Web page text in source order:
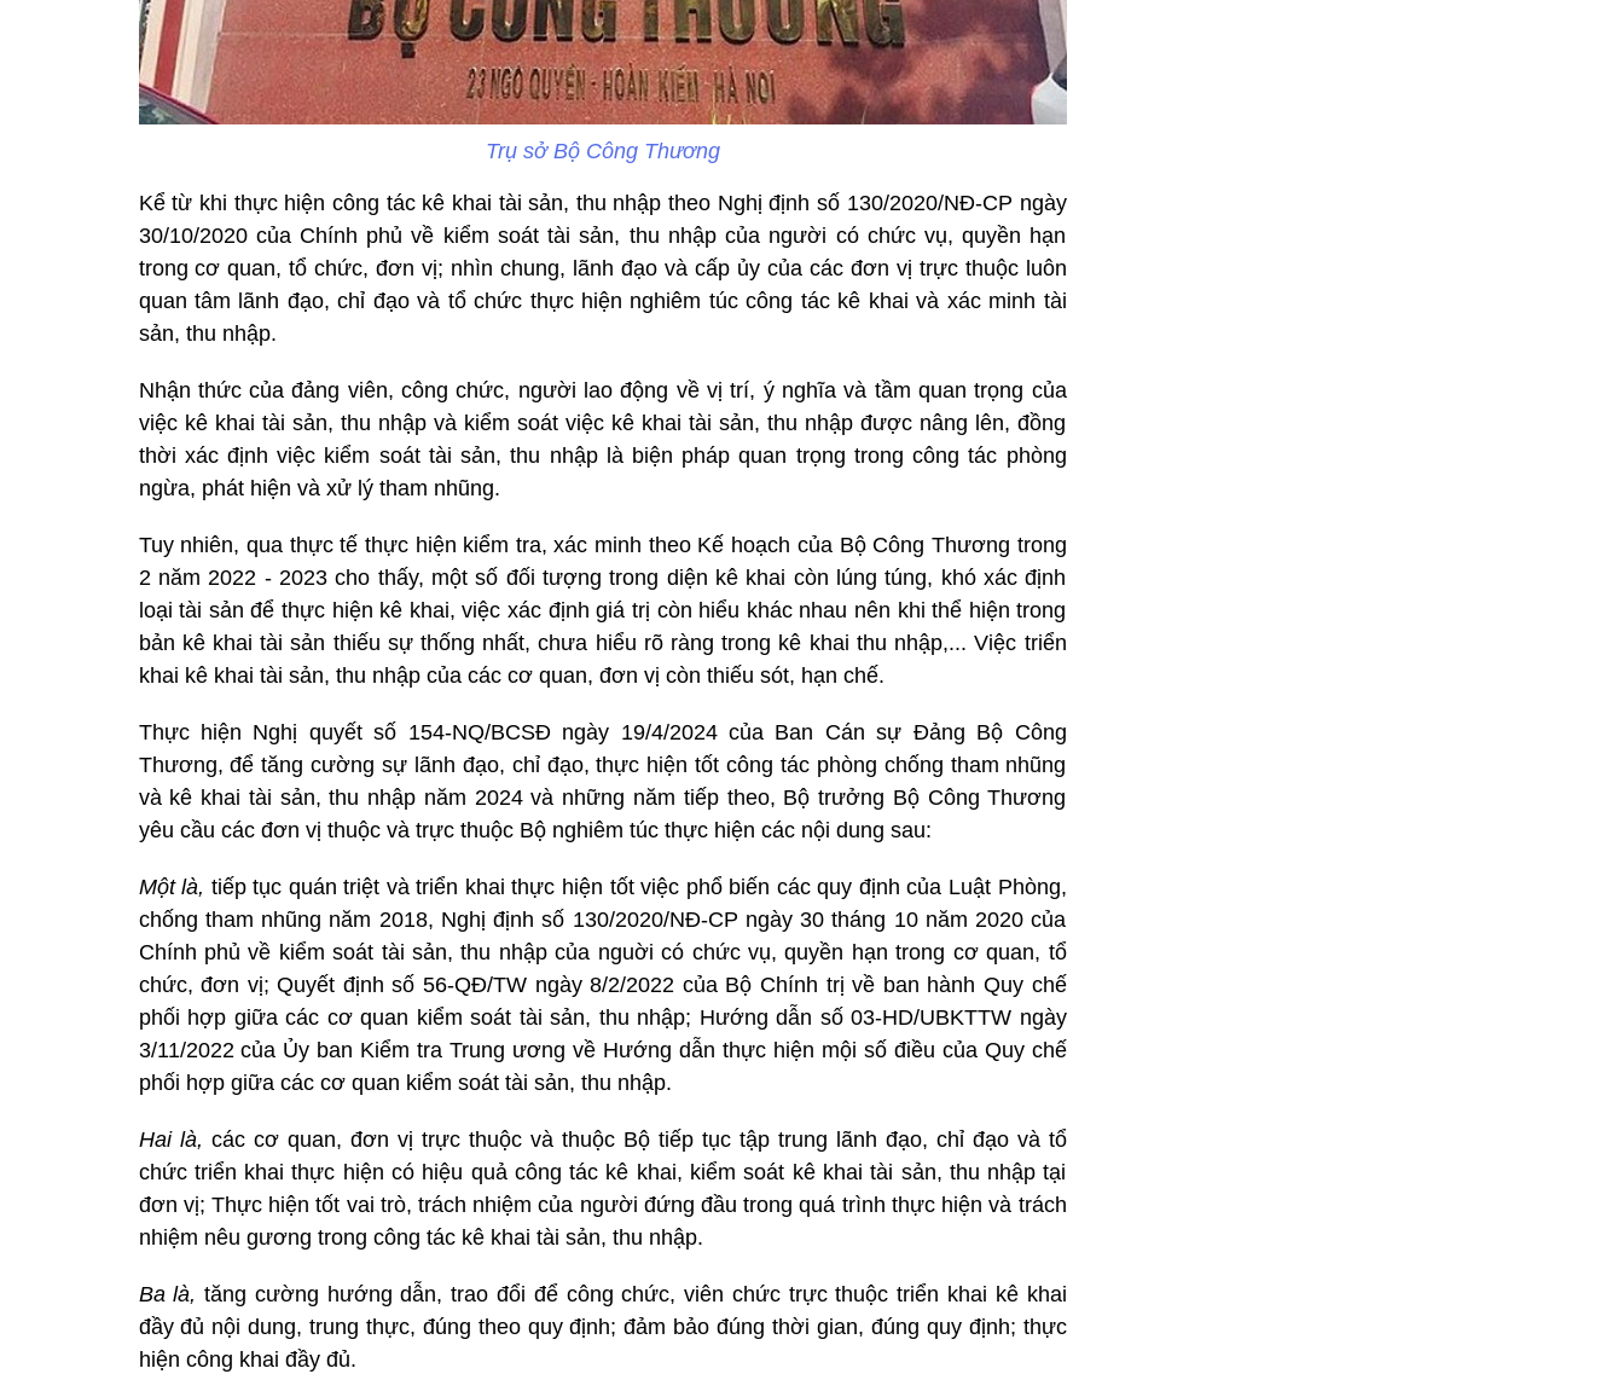
Trụ sở Bộ Công Thương
Kể từ khi thực hiện công tác kê khai tài sản, thu nhập theo Nghị định số 130/2020/NĐ-CP ngày
30/10/2020 của Chính phủ về kiểm soát tài sản, thu nhập của người có chức vụ, quyền hạn
trong cơ quan, tổ chức, đơn vị; nhìn chung, lãnh đạo và cấp ủy của các đơn vị trực thuộc luôn
quan tâm lãnh đạo, chỉ đạo và tổ chức thực hiện nghiêm túc công tác kê khai và xác minh tài
sản, thu nhập.
Nhận thức của đảng viên, công chức, người lao động về vị trí, ý nghĩa và tầm quan trọng của
việc kê khai tài sản, thu nhập và kiểm soát việc kê khai tài sản, thu nhập được nâng lên, đồng
thời xác định việc kiểm soát tài sản, thu nhập là biện pháp quan trọng trong công tác phòng
ngừa, phát hiện và xử lý tham nhũng.
Tuy nhiên, qua thực tế thực hiện kiểm tra, xác minh theo Kế hoạch của Bộ Công Thương trong
2 năm 2022 - 2023 cho thấy, một số đối tượng trong diện kê khai còn lúng túng, khó xác định
loại tài sản để thực hiện kê khai, việc xác định giá trị còn hiểu khác nhau nên khi thể hiện trong
bản kê khai tài sản thiếu sự thống nhất, chưa hiểu rõ ràng trong kê khai thu nhập,... Việc triển
khai kê khai tài sản, thu nhập của các cơ quan, đơn vị còn thiếu sót, hạn chế.
Thực hiện Nghị quyết số 154-NQ/BCSĐ ngày 19/4/2024 của Ban Cán sự Đảng Bộ Công
Thương, để tăng cường sự lãnh đạo, chỉ đạo, thực hiện tốt công tác phòng chống tham nhũng
và kê khai tài sản, thu nhập năm 2024 và những năm tiếp theo, Bộ trưởng Bộ Công Thương
yêu cầu các đơn vị thuộc và trực thuộc Bộ nghiêm túc thực hiện các nội dung sau:
Một là, tiếp tục quán triệt và triển khai thực hiện tốt việc phổ biến các quy định của Luật Phòng,
chống tham nhũng năm 2018, Nghị định số 130/2020/NÐ-CP ngày 30 tháng 10 năm 2020 của
Chính phủ về kiểm soát tài sản, thu nhập của nguời có chức vụ, quyền hạn trong cơ quan, tổ
chức, đơn vị; Quyết định số 56-QĐ/TW ngày 8/2/2022 của Bộ Chính trị về ban hành Quy chế
phối hợp giữa các cơ quan kiểm soát tài sản, thu nhập; Hướng dẫn số 03-HD/UBKTTW ngày
3/11/2022 của Ủy ban Kiểm tra Trung ương về Hướng dẫn thực hiện mội số điều của Quy chế
phối hợp giữa các cơ quan kiểm soát tài sản, thu nhập.
Hai là, các cơ quan, đơn vị trực thuộc và thuộc Bộ tiếp tục tập trung lãnh đạo, chỉ đạo và tổ
chức triển khai thực hiện có hiệu quả công tác kê khai, kiểm soát kê khai tài sản, thu nhập tại
đơn vị; Thực hiện tốt vai trò, trách nhiệm của người đứng đầu trong quá trình thực hiện và trách
nhiệm nêu gương trong công tác kê khai tài sản, thu nhập.
Ba là, tăng cường hướng dẫn, trao đổi để công chức, viên chức trực thuộc triển khai kê khai
đầy đủ nội dung, trung thực, đúng theo quy định; đảm bảo đúng thời gian, đúng quy định; thực
hiện công khai đầy đủ.